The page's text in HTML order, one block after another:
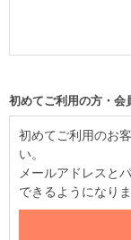
初めてご利用の方・会
初めてご利用のお
い。
メールアドレスと
できるようになりま